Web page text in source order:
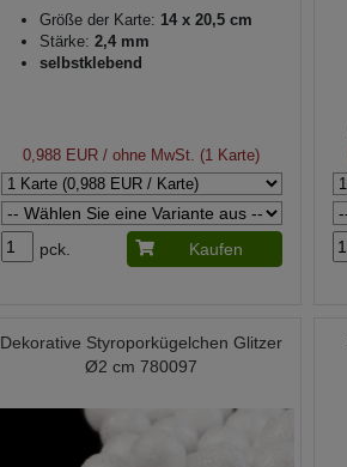
Größe der Karte: 14 x 20,5 cm
Stärke: 2,4 mm
selbstklebend
0,988 EUR / ohne MwSt. (1 Karte)
pck. Kaufen
Dekorative Styroporkügelchen Glitzer
Ø2 cm 780097